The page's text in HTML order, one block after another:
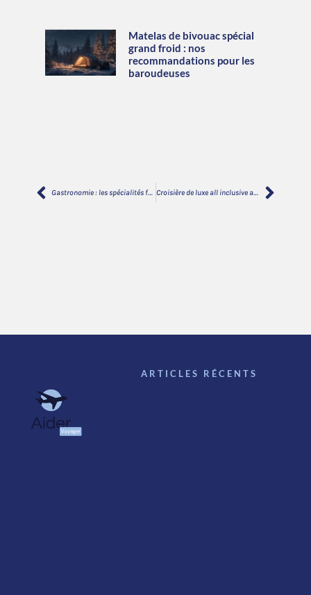
Matelas de bivouac spécial
grand froid : nos
recommandations pour les
baroudeuses
Gastronomie : les spécialités fromagères de Savoie : fondue, raclette et plus Croisière de luxe all inclusive autour du monde : Allier luxe et engagement environnemental
ARTICLES RÉCENTS